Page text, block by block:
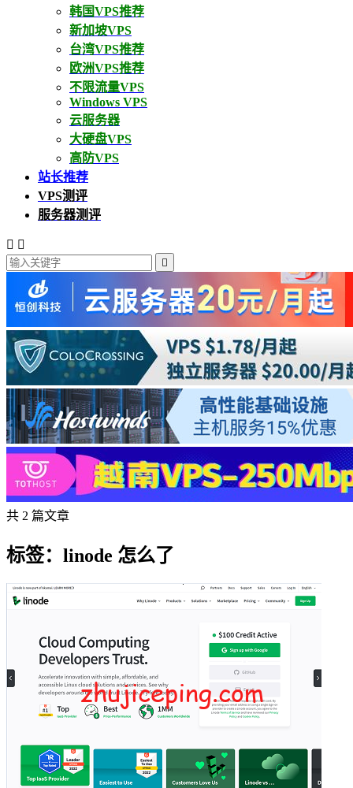
韩国VPS推荐
新加坡VPS
台湾VPS推荐
欧洲VPS推荐
不限流量VPS
Windows VPS
云服务器
大硬盘VPS
高防VPS
站长推荐
VPS测评
服务器测评
 

共 2 篇文章
标签：linode 怎么了